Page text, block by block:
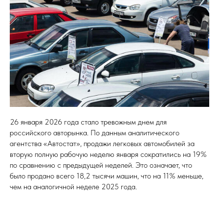
26 января 2026 года стало тревожным днем для
российского авторынка. По данным аналитического
агентства «Автостат», продажи легковых автомобилей за
вторую полную рабочую неделю января сократились на 19%
по сравнению с предыдущей неделей. Это означает, что
было продано всего 18,2 тысячи машин, что на 11% меньше,
чем на аналогичной неделе 2025 года.